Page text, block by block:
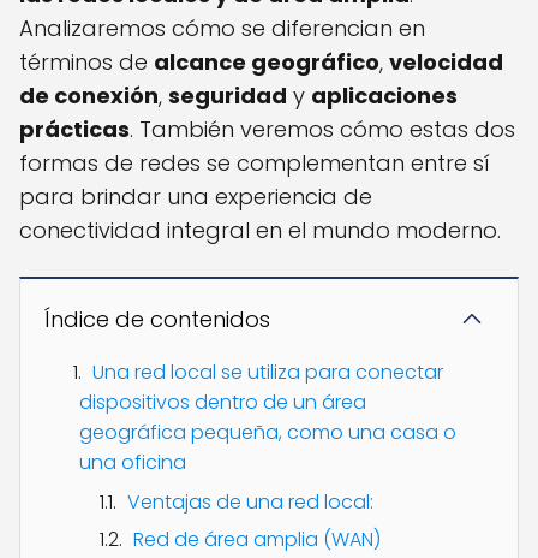
Analizaremos cómo se diferencian en
términos de alcance geográfico, velocidad
de conexión, seguridad y aplicaciones
prácticas. También veremos cómo estas dos
formas de redes se complementan entre sí
para brindar una experiencia de
conectividad integral en el mundo moderno.
Índice de contenidos
Una red local se utiliza para conectar
dispositivos dentro de un área
geográfica pequeña, como una casa o
una oficina
Ventajas de una red local:
Red de área amplia (WAN)